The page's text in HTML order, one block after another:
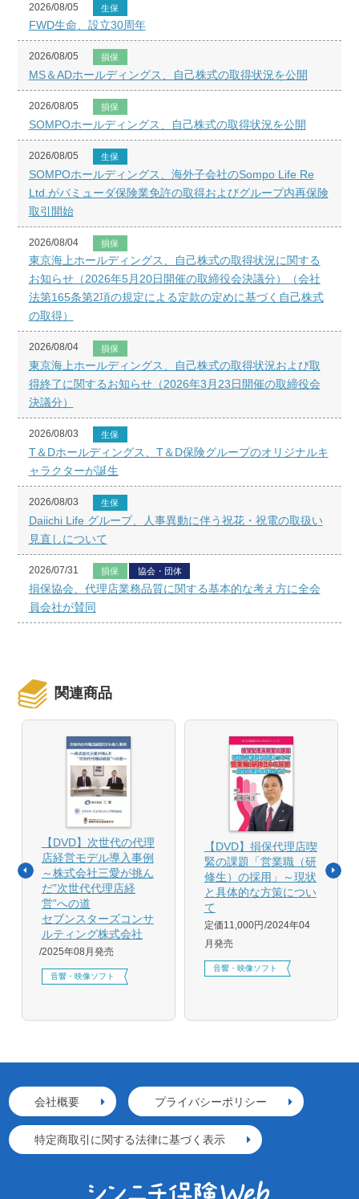
2026/08/05 生保
FWD生命、設立30周年
2026/08/05 損保
MS＆ADホールディングス、自己株式の取得状況を公開
2026/08/05 損保
SOMPOホールディングス、自己株式の取得状況を公開
2026/08/05 生保
SOMPOホールディングス、海外子会社のSompo Life Re
Ltd.がバミューダ保険業免許の取得およびグループ内再保険
取引開始
2026/08/04 損保
東京海上ホールディングス、自己株式の取得状況に関する
お知らせ（2026年5月20日開催の取締役会決議分）（会社
法第165条第2項の規定による定款の定めに基づく自己株式
の取得）
2026/08/04 損保
東京海上ホールディングス、自己株式の取得状況および取
得終了に関するお知らせ（2026年3月23日開催の取締役会
決議分）
2026/08/03 生保
T＆Dホールディングス、T＆D保険グループのオリジナルキ
ャラクターが誕生
2026/08/03 生保
Daiichi Life グループ、人事異動に伴う祝花・祝電の取扱い
見直しについて
2026/07/31 損保 協会・団体
損保協会、代理店業務品質に関する基本的な考え方に全会
員会社が賛同
関連商品
【DVD】次世代の代理
店経営モデル導入事例
～株式会社三愛が挑ん
だ”次世代代理店経
営”への道
セブンスターズコンサ
ルティング株式会社
2025年08月発売
音響・映像ソフト
【DVD】損保代理店喫
緊の課題「営業職（研
修生）の採用」～現状
と具体的な方策につい
て
定価11,000円 2024年04
月発売
音響・映像ソフト
会社概要 プライバシーポリシー
特定商取引に関する法律に基づく表示